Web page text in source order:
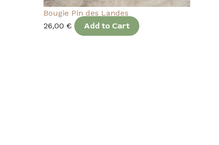
Bougie Pin des Landes
26,00 € Add to Cart